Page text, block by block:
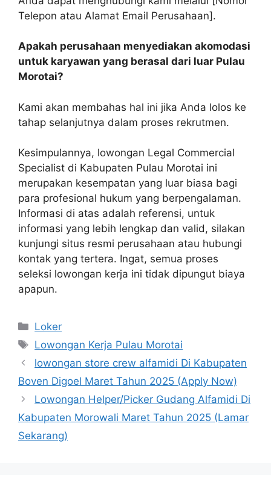
Telepon atau Alamat Email Perusahaan].
Apakah perusahaan menyediakan akomodasi
untuk karyawan yang berasal dari luar Pulau
Morotai?
Kami akan membahas hal ini jika Anda lolos ke
tahap selanjutnya dalam proses rekrutmen.
Kesimpulannya, lowongan Legal Commercial
Specialist di Kabupaten Pulau Morotai ini
merupakan kesempatan yang luar biasa bagi
para profesional hukum yang berpengalaman.
Informasi di atas adalah referensi, untuk
informasi yang lebih lengkap dan valid, silakan
kunjungi situs resmi perusahaan atau hubungi
kontak yang tertera. Ingat, semua proses
seleksi lowongan kerja ini tidak dipungut biaya
apapun.
Kategori
Loker
Tag
Lowongan Kerja Pulau Morotai
lowongan store crew alfamidi Di Kabupaten
Boven Digoel Maret Tahun 2025 (Apply Now)
Lowongan Helper/Picker Gudang Alfamidi Di
Kabupaten Morowali Maret Tahun 2025 (Lamar
Sekarang)